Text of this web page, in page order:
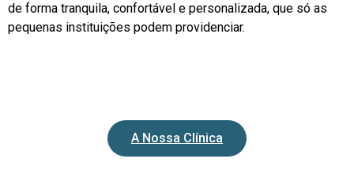
de forma tranquila, confortável e personalizada, que só as
pequenas instituições podem providenciar.
A Nossa Clínica